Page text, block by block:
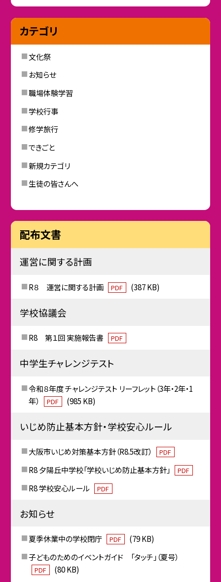
カテゴリ
文化祭
お知らせ
職場体験学習
学校行事
修学旅行
できごと
新規カテゴリ
生徒の皆さんへ
配布文書
運営に関する計画
R８ 運営に関する計画 PDF (387 KB)
学校協議会
R8 第１回 実施報告書 PDF
中学生チャレンジテスト
令和８年度 チャレンジテスト リーフレット（3年・2年・1
年）
PDF (985 KB)
いじめ防止基本方針・学校安心ルール
大阪市いじめ対策基本方針（R8.5改訂） PDF
R8 夕陽丘中学校「学校いじめ防止基本方針」 PDF
R8 学校安心ルール PDF
お知らせ
夏季休業中の学校閉庁 PDF
(79 KB)
子どものためのイベントガイド 「タッチ」（夏号）
PDF
(80 KB)